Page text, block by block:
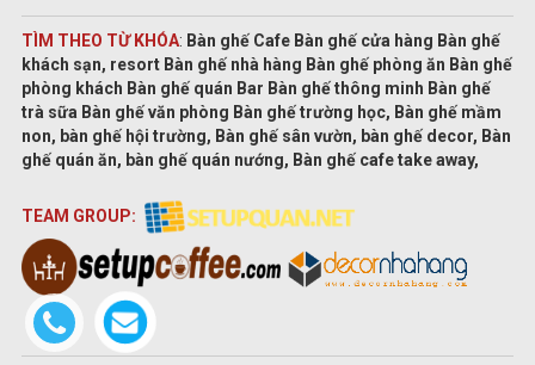
TÌM THEO TỪ KHÓA: Bàn ghế Cafe Bàn ghế cửa hàng Bàn ghế
khách sạn, resort Bàn ghế nhà hàng Bàn ghế phòng ăn Bàn ghế
phòng khách Bàn ghế quán Bar Bàn ghế thông minh Bàn ghế
trà sữa Bàn ghế văn phòng Bàn ghế trường học, Bàn ghế mầm
non, bàn ghế hội trường, Bàn ghế sân vườn, bàn ghế decor, Bàn
ghế quán ăn, bàn ghế quán nướng, Bàn ghế cafe take away,
TEAM GROUP: